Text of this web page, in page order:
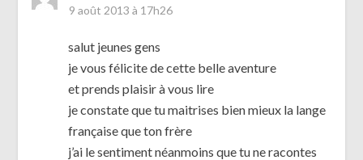
9 août 2013 à 17h26
salut jeunes gens
je vous félicite de cette belle aventure
et prends plaisir à vous lire
je constate que tu maitrises bien mieux la lange
française que ton frère
j’ai le sentiment néanmoins que tu ne racontes